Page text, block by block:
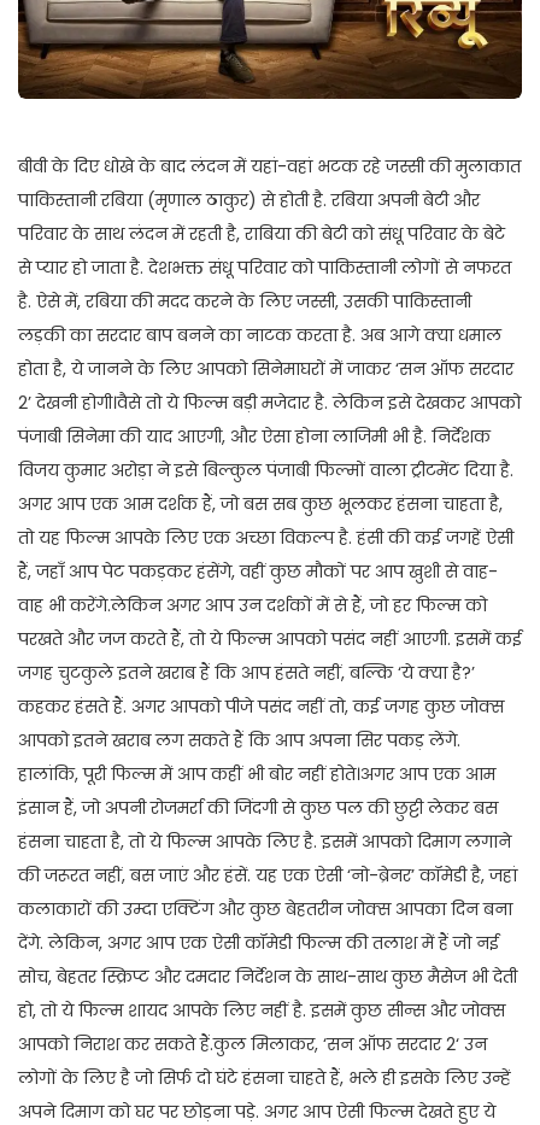
बीवी के दिए धोखे के बाद लंदन में यहां-वहां भटक रहे जस्सी की मुलाकात
पाकिस्तानी रबिया (मृणाल ठाकुर) से होती है. रबिया अपनी बेटी और
परिवार के साथ लंदन में रहती है, राबिया की बेटी को संधू परिवार के बेटे
से प्यार हो जाता है. देशभक्त संधू परिवार को पाकिस्तानी लोगों से नफरत
है. ऐसे में, रबिया की मदद करने के लिए जस्सी, उसकी पाकिस्तानी
लड़की का सरदार बाप बनने का नाटक करता है. अब आगे क्या धमाल
होता है, ये जानने के लिए आपको सिनेमाघरों में जाकर ‘सन ऑफ सरदार
2’ देखनी होगी।वैसे तो ये फिल्म बड़ी मजेदार है. लेकिन इसे देखकर आपको
पंजाबी सिनेमा की याद आएगी, और ऐसा होना लाजिमी भी है. निर्देशक
विजय कुमार अरोड़ा ने इसे बिल्कुल पंजाबी फिल्मों वाला ट्रीटमेंट दिया है.
अगर आप एक आम दर्शक हैं, जो बस सब कुछ भूलकर हंसना चाहता है,
तो यह फिल्म आपके लिए एक अच्छा विकल्प है. हंसी की कई जगहें ऐसी
हैं, जहाँ आप पेट पकड़कर हंसेंगे, वहीं कुछ मौकों पर आप खुशी से वाह-
वाह भी करेंगे.लेकिन अगर आप उन दर्शकों में से हैं, जो हर फिल्म को
परखते और जज करते हैं, तो ये फिल्म आपको पसंद नहीं आएगी. इसमें कई
जगह चुटकुले इतने खराब हैं कि आप हंसते नहीं, बल्कि ‘ये क्या है?’
कहकर हंसते हैं. अगर आपको पीजे पसंद नहीं तो, कई जगह कुछ जोक्स
आपको इतने खराब लग सकते हैं कि आप अपना सिर पकड़ लेंगे.
हालांकि, पूरी फिल्म में आप कहीं भी बोर नहीं होते।अगर आप एक आम
इंसान हैं, जो अपनी रोजमर्रा की जिंदगी से कुछ पल की छुट्टी लेकर बस
हंसना चाहता है, तो ये फिल्म आपके लिए है. इसमें आपको दिमाग लगाने
की जरूरत नहीं, बस जाएं और हंसें. यह एक ऐसी ‘नो-ब्रेनर’ कॉमेडी है, जहां
कलाकारों की उम्दा एक्टिंग और कुछ बेहतरीन जोक्स आपका दिन बना
देंगे. लेकिन, अगर आप एक ऐसी कॉमेडी फिल्म की तलाश में हैं जो नई
सोच, बेहतर स्क्रिप्ट और दमदार निर्देशन के साथ-साथ कुछ मैसेज भी देती
हो, तो ये फिल्म शायद आपके लिए नहीं है. इसमें कुछ सीन्स और जोक्स
आपको निराश कर सकते हैं.कुल मिलाकर, ‘सन ऑफ सरदार 2‘ उन
लोगों के लिए है जो सिर्फ दो घंटे हंसना चाहते हैं, भले ही इसके लिए उन्हें
अपने दिमाग को घर पर छोड़ना पड़े. अगर आप ऐसी फिल्म देखते हुए ये